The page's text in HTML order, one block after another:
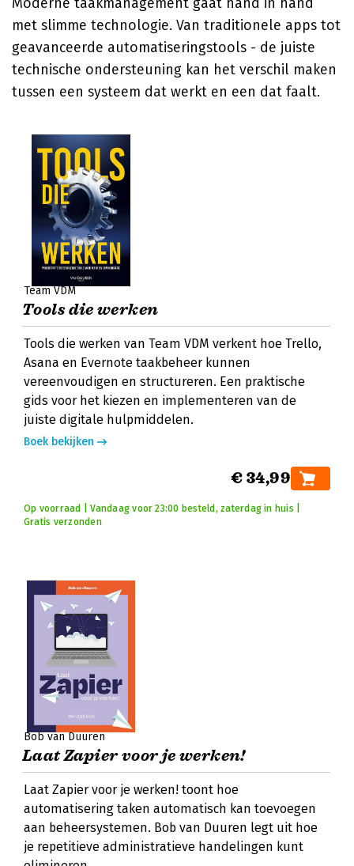
met slimme technologie. Van traditionele apps tot
geavanceerde automatiseringstools - de juiste
technische ondersteuning kan het verschil maken
tussen een systeem dat werkt en een dat faalt.
Team VDM
Tools die werken
Tools die werken van Team VDM verkent hoe Trello,
Asana en Evernote taakbeheer kunnen
vereenvoudigen en structureren. Een praktische
gids voor het kiezen en implementeren van de
juiste digitale hulpmiddelen.
Boek bekijken
€ 34,99
Op voorraad | Vandaag voor 23:00 besteld, zaterdag in huis |
Gratis verzonden
Bob van Duuren
Laat Zapier voor je werken!
Laat Zapier voor je werken! toont hoe
automatisering taken automatisch kan toevoegen
aan beheersystemen. Bob van Duuren legt uit hoe
je repetitieve administratieve handelingen kunt